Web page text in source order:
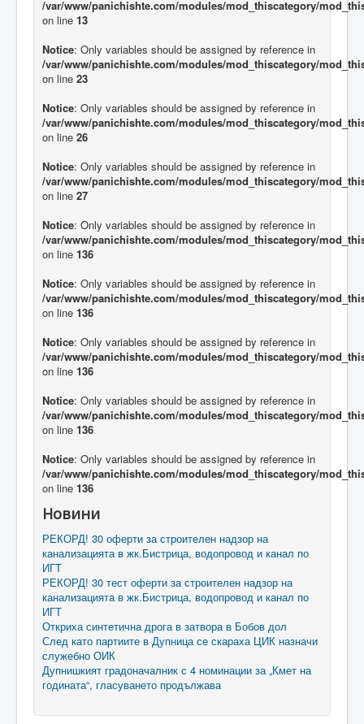
/var/www/panichishte.com/modules/mod_thiscategory/
on line 13
Notice: Only variables should be assigned by reference in
/var/www/panichishte.com/modules/mod_thiscategory/
on line 23
Notice: Only variables should be assigned by reference in
/var/www/panichishte.com/modules/mod_thiscategory/
on line 26
Notice: Only variables should be assigned by reference in
/var/www/panichishte.com/modules/mod_thiscategory/
on line 27
Notice: Only variables should be assigned by reference in
/var/www/panichishte.com/modules/mod_thiscategory/
on line 136
Notice: Only variables should be assigned by reference in
/var/www/panichishte.com/modules/mod_thiscategory/
on line 136
Notice: Only variables should be assigned by reference in
/var/www/panichishte.com/modules/mod_thiscategory/
on line 136
Notice: Only variables should be assigned by reference in
/var/www/panichishte.com/modules/mod_thiscategory/
on line 136
Notice: Only variables should be assigned by reference in
/var/www/panichishte.com/modules/mod_thiscategory/
on line 136
Новини
РЕКОРД! 30 оферти за строителен надзор на
канализацията в жк.Бистрица, водопровод и канал по
ИГТ
РЕКОРД! 30 тест оферти за строителен надзор на
канализацията в жк.Бистрица, водопровод и канал по
ИГТ
Откриха синтетична дрога в затвора в Бобов дол
След като партиите в Дупница се скараха ЦИК назначи
служебно ОИК
Дупнишкият градоначалник с 4 номинации за „Кмет на
годината“, гласуването продължава